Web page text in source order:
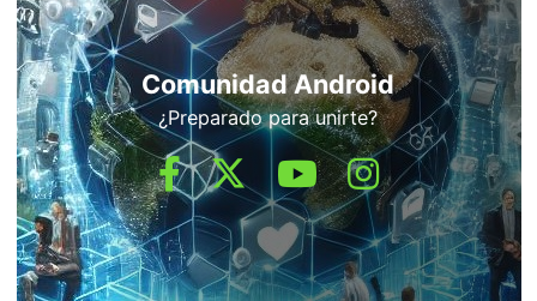
Comunidad Android
¿Preparado para unirte?